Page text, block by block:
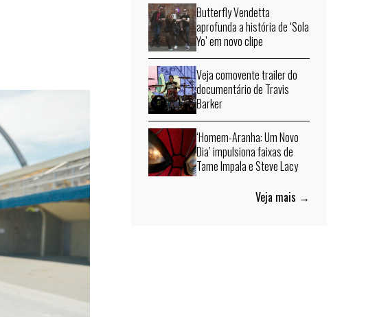
Butterfly Vendetta
aprofunda a história de ‘Sola
Yo’ em novo clipe
Veja comovente trailer do
documentário de Travis
Barker
‘Homem-Aranha: Um Novo
Dia’ impulsiona faixas de
Tame Impala e Steve Lacy
Veja mais →